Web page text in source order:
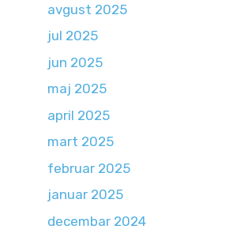
avgust 2025
jul 2025
jun 2025
maj 2025
april 2025
mart 2025
februar 2025
januar 2025
decembar 2024